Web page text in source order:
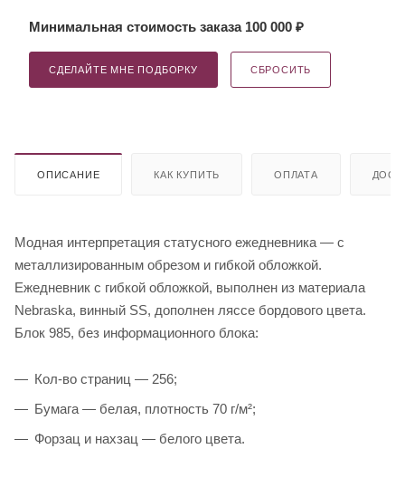
Минимальная стоимость заказа 100 000 ₽
СДЕЛАЙТЕ МНЕ ПОДБОРКУ СБРОСИТЬ
ОПИСАНИЕ КАК КУПИТЬ ОПЛАТА
Модная интерпретация статусного ежедневника — с
металлизированным обрезом и гибкой обложкой.
Ежедневник с гибкой обложкой, выполнен из материала
Nebraska, винный SS, дополнен ляссе бордового цвета.
Блок 985, без информационного блока:
Кол-во страниц — 256;
Бумага — белая, плотность 70 г/м²;
Форзац и нахзац — белого цвета.